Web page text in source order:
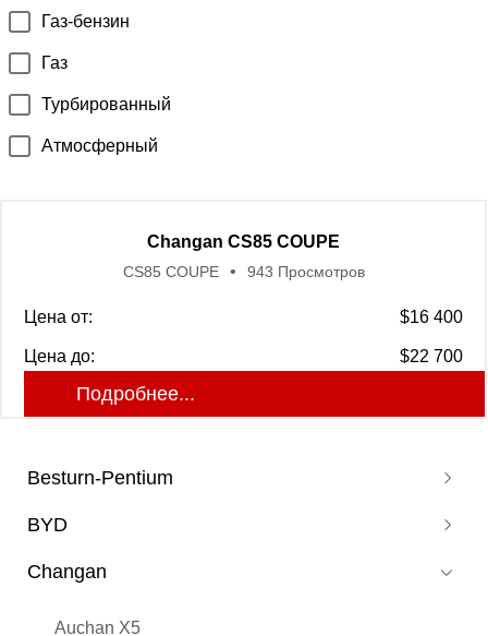
Besturn-Pentium
Pentium B70
Pentium T77
BYD
Corvette 07
Don DM
Changan
Auchan X5
Газ-бензин
Газ
Турбированный
Атмосферный
Changan CS85 COUPE
CS85 COUPE 943 Просмотров
Цена от: $16 400
Цена до: $22 700
Подробнее...